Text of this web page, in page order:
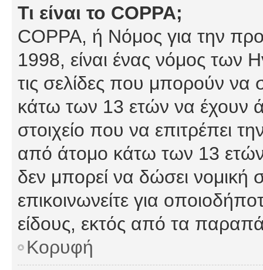
Τι είναι το COPPA;
COPPA, ή Νόμος για την
1998, είναι ένας νόμος των
τις σελίδες που μπορούν να
κάτω των 13 ετών να έχουν
στοιχείο που να επιτρέπει
από άτομο κάτω των 13
δεν μπορεί να δώσει νομική
επικοινωνείτε για
είδους, εκτός από τα
Κορυφή